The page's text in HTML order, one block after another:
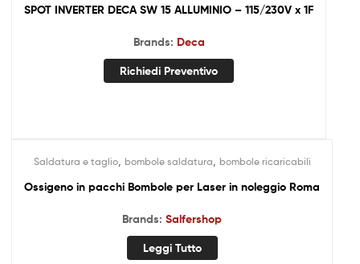
SPOT INVERTER DECA SW 15 ALLUMINIO – 115/230V x 1F
Brands: Deca
Richiedi Preventivo
Saldatura e taglio, bombole saldatura bombole ricaricabili
Ossigeno in pacchi Bombole per Laser in noleggio Roma
Brands: Salfershop
Leggi Tutto